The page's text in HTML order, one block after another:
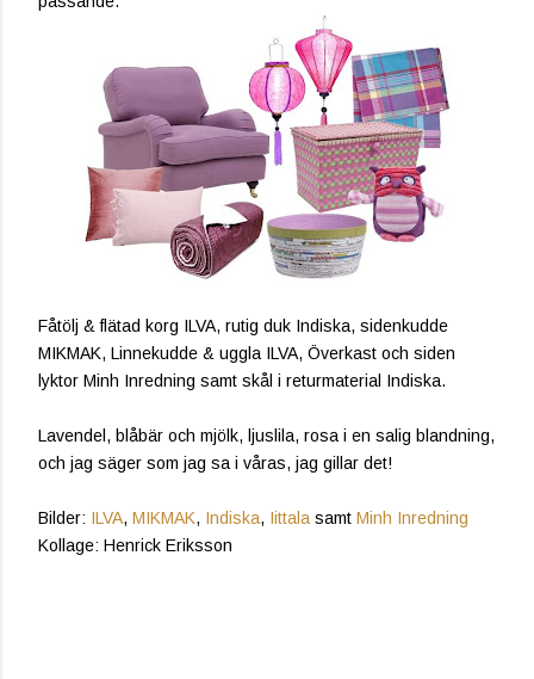
Fåtölj & flätad korg ILVA, rutig duk Indiska, sidenkudde
MIKMAK, Linnekudde & uggla ILVA, Överkast och siden
lyktor Minh Inredning samt skål i returmaterial Indiska.
Lavendel, blåbär och mjölk, ljuslila, rosa i en salig blandning,
och jag säger som jag sa i våras, jag gillar det!
Bilder: ILVA, MIKMAK, Indiska, Iittala samt Minh Inredning
Kollage: Henrick Eriksson